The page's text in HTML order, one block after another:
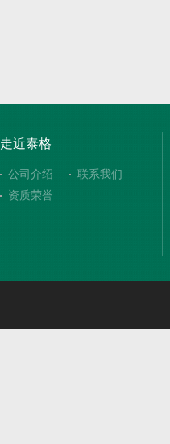
走近泰格
公司介绍
资质荣誉
联系我们